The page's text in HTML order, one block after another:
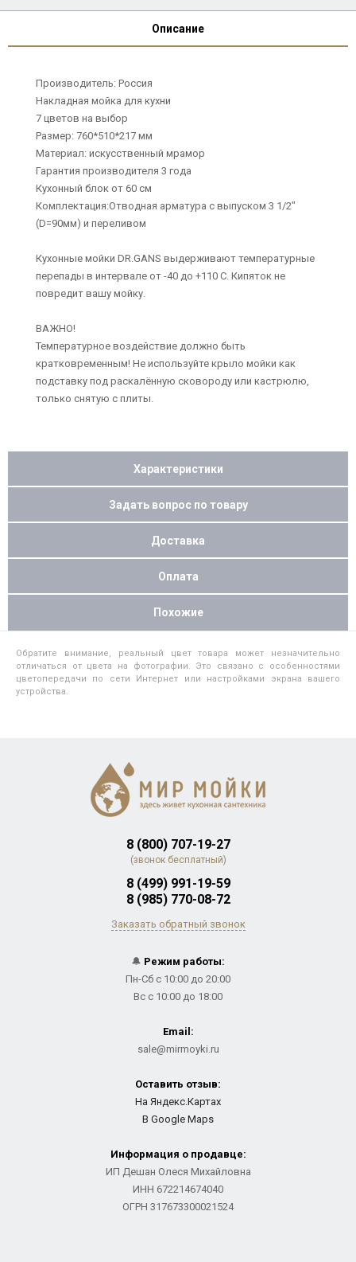
Описание
Производитель: Россия
Накладная мойка для кухни
7 цветов на выбор
Размер: 760*510*217 мм
Материал: искусственный мрамор
Гарантия производителя 3 года
Кухонный блок от 60 см
Комплектация:Отводная арматура с выпуском 3 1/2"
(D=90мм) и переливом
Кухонные мойки DR.GANS выдерживают температурные
перепады в интервале от -40 до +110 С. Кипяток не
повредит вашу мойку.
ВАЖНО!
Температурное воздействие должно быть
кратковременным! Не используйте крыло мойки как
подставку под раскалённую сковороду или кастрюлю,
только снятую с плиты.
Характеристики
Задать вопрос по товару
Доставка
Оплата
Похожие
Обратите внимание, реальный цвет товара может незначительно
отличаться от цвета на фотографии. Это связано с особенностями
цветопередачи по сети Интернет или настройками экрана вашего
устройства.
8 (800) 707-19-27
(звонок бесплатный)
8 (499) 991-19-59
8 (985) 770-08-72
Заказать обратный звонок
🔔 Режим работы:
Пн-Сб с 10:00 до 20:00
Вс с 10:00 до 18:00
Email:
sale@mirmoyki.ru
Оставить отзыв:
На Яндекс.Картах
В Google Maps
Информация о продавце:
ИП Дешан Олеся Михайловна
ИНН 672214674040
ОГРН 317673300021524